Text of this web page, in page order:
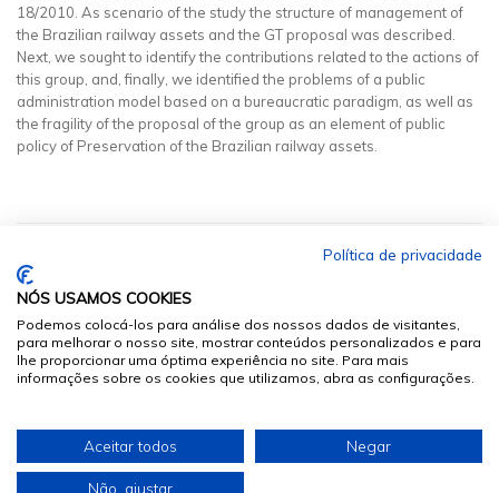
18/2010. As scenario of the study the structure of management of
the Brazilian railway assets and the GT proposal was described.
Next, we sought to identify the contributions related to the actions of
this group, and, finally, we identified the problems of a public
administration model based on a bureaucratic paradigm, as well as
the fragility of the proposal of the group as an element of public
policy of Preservation of the Brazilian railway assets.
© 2026 Sumários.org
. Todos os Direitos Reservados
Desenvolvido por
Política de privacidade
NÓS USAMOS COOKIES
Podemos colocá-los para análise dos nossos dados de visitantes,
para melhorar o nosso site, mostrar conteúdos personalizados e para
lhe proporcionar uma óptima experiência no site. Para mais
informações sobre os cookies que utilizamos, abra as configurações.
Aceitar todos Negar
Não, ajustar